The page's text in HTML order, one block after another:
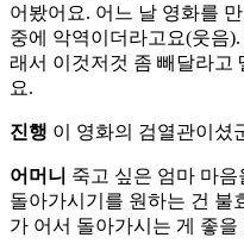
어봤어요. 어느 날 영화를
중에 악역이더라고요(웃음
래서 이것저것 좀 빼달라고
요.
진행 이 영화의 검열관이셨
어머니 죽고 싶은 엄마 마
돌아가시기를 원하는 건 불
가 어서 돌아가시는 게 좋